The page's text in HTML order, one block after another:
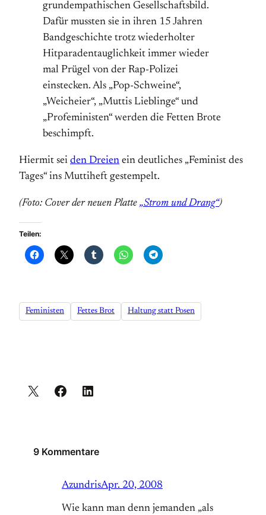
grundempathischen Gesellschaftsbild.
Dafür mussten sie in ihren 15 Jahren
Bandgeschichte trotz wiederholter
Hitparadentauglichkeit immer wieder
mal Prügel von der Rap-Polizei
einstecken. Als „Pop-Schweine“,
„Weicheier“, „Muttis Lieblinge“ und
„Profeministen“ werden die Fetten Brote
beschimpft.
Hiermit sei den Dreien ein deutliches „Feminist des
Tages“ ins Muttiheft gestempelt.
(Foto: Cover der neuen Platte „Strom und Drang“)
Teilen:
Feministen Fettes Brot Haltung statt Posen
9 Kommentare
AzundrisApr. 20, 2008
Wie kann man denn jemanden „als